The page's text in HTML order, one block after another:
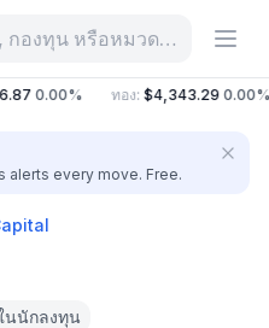
องทุน หรือหมวดหมู่
0.00% ทอง:$4,343.29 0.00%
alerts every move. Free.
นนักลงทุน